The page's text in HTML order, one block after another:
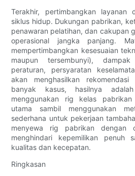
Terakhir, pertimbangkan layanan
siklus hidup. Dukungan pabrikan,
penawaran pelatihan, dan cakupan
operasional jangka panjang.
mempertimbangkan kesesuaian
maupun tersembunyi),
peraturan, persyaratan
akan menghasilkan
banyak kasus, hasilnya
menggunakan rig kelas
utama sambil menggunakan
sederhana untuk pekerjaan
menyewa rig pabrikan dengan
menghindari kepemilikan penuh
kualitas dan kecepatan.
Ringkasan